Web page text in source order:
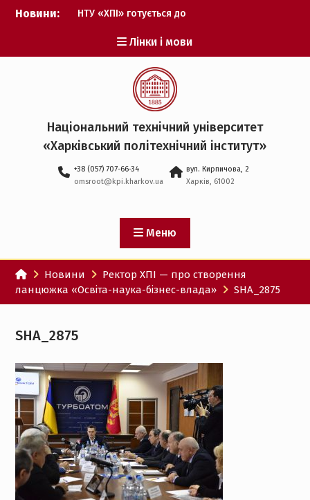
Перейти
Новини:
НТУ «ХПІ» готується до
Музичні таланти ХПІ
запрошуються на
Всеукраїнський
фестиваль «Червона
рута – 2027»
ХПІ уклав угоду про
партнерство з ДержНДІ
технологій кібербезпеки
Головнокомандувачем
Збройних Сил України
участю ХПІ обговорили
перспективи українсько-
іспанського
технологічного
партнерства
Лінки і мови
Національний технічний університет
«Харківський політехнічний iнститут»
+38 (057) 707-66-34
omsroot@kpi.kharkov.ua
вул. Кирпичова, 2
Харків, 61002
Меню
Новини
Ректор ХПІ — про створення
ланцюжка «Освіта-наука-бізнес-влада»
SHA_2875
SHA_2875